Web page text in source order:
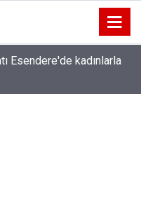
Esendere'de kadınlarla